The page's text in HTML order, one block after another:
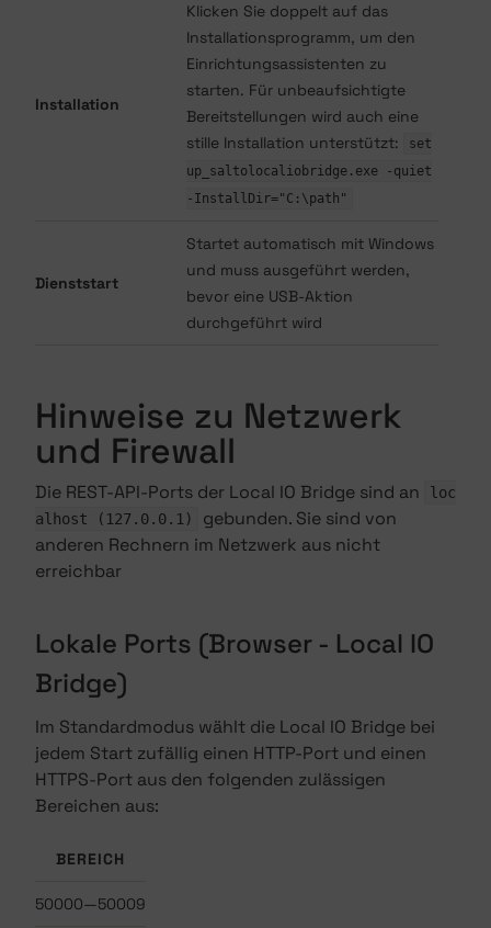
Installation
Klicken Sie doppelt auf das
Installationsprogramm, um den
Einrichtungsassistenten zu
starten. Für unbeaufsichtigte
Bereitstellungen wird auch eine
stille Installation unterstützt:
set
up_saltolocaliobridge.exe -quiet
-InstallDir="C:\path"
Dienststart
Startet automatisch mit Windows
und muss ausgeführt werden,
bevor eine USB-Aktion
durchgeführt wird
Hinweise zu Netzwerk
und Firewall
Die REST-API-Ports der Local IO Bridge sind an
loc
alhost (127.0.0.1)
gebunden. Sie sind von
anderen Rechnern im Netzwerk aus nicht
erreichbar
Lokale Ports (Browser - Local IO
Bridge)
Im Standardmodus wählt die Local IO Bridge bei
jedem Start zufällig einen HTTP-Port und einen
HTTPS-Port aus den folgenden zulässigen
Bereichen aus:
BEREICH
50000—50009